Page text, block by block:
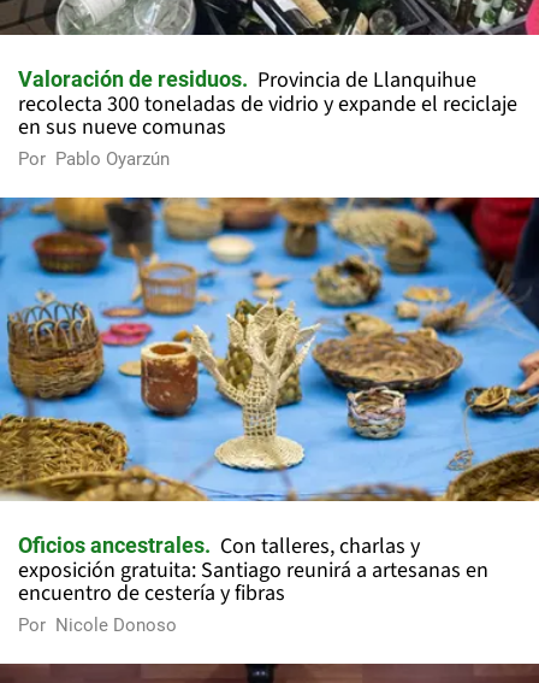
Valoración de residuos
Provincia de Llanquihue
recolecta 300 toneladas de vidrio y expande el reciclaje
en sus nueve comunas
Por Pablo Oyarzún
Oficios ancestrales
Con talleres, charlas y
exposición gratuita: Santiago reunirá a artesanas en
encuentro de cestería y fibras
Por Nicole Donoso